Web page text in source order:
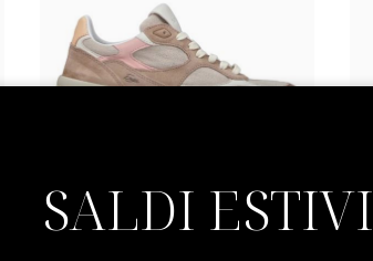
d.a.t.e.
Fuga 20
SALDI ESTIVI